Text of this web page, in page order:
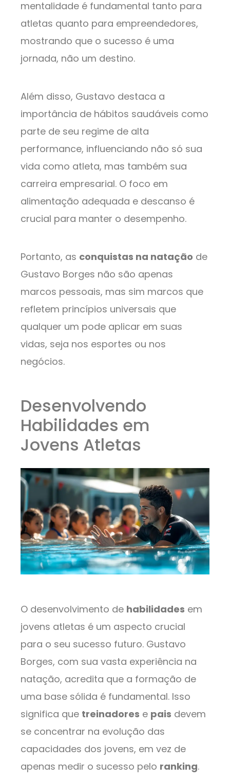
mentalidade é fundamental tanto para
atletas quanto para empreendedores,
mostrando que o sucesso é uma
jornada, não um destino.
Além disso, Gustavo destaca a
importância de hábitos saudáveis como
parte de seu regime de alta
performance, influenciando não só sua
vida como atleta, mas também sua
carreira empresarial. O foco em
alimentação adequada e descanso é
crucial para manter o desempenho.
Portanto, as conquistas na natação de
Gustavo Borges não são apenas
marcos pessoais, mas sim marcos que
refletem princípios universais que
qualquer um pode aplicar em suas
vidas, seja nos esportes ou nos
negócios.
Desenvolvendo
Habilidades em
Jovens Atletas
O desenvolvimento de habilidades em
jovens atletas é um aspecto crucial
para o seu sucesso futuro. Gustavo
Borges, com sua vasta experiência na
natação, acredita que a formação de
uma base sólida é fundamental. Isso
significa que treinadores e pais devem
se concentrar na evolução das
capacidades dos jovens, em vez de
apenas medir o sucesso pelo ranking.